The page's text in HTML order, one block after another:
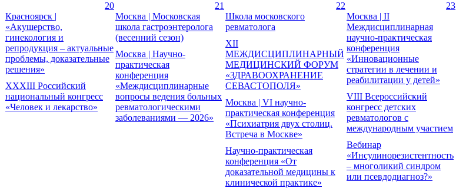
20
Красноярск |
«Акушерство,
гинекология и
репродукция – актуальные
проблемы, доказательные
решения»
XXXIII Российский
национальный конгресс
«Человек и лекарство»
21
Москва | Московская
школа гастроэнтеролога
(весенний сезон)
Москва | Научно-
практическая
конференция
«Междисциплинарные
вопросы ведения больных
ревматологическими
заболеваниями — 2026»
22
Школа московского
ревматолога
XII
МЕЖДИСЦИПЛИНАРНЫЙ
МЕДИЦИНСКИЙ ФОРУМ
«ЗДРАВООХРАНЕНИЕ
СЕВАСТОПОЛЯ»
Москва | VI научно-
практическая конференция
«Психиатрия двух столиц.
Встреча в Москве»
Научно-практическая
конференция «От
доказательной медицины к
клинической практике»
23
Москва | II
Междисциплинарная
научно-практическая
конференция
«Инновационные
стратегии в лечении и
реабилитации у детей»
VIII Всероссийский
конгресс детских
ревматологов с
международным участием
Вебинар
«Инсулинорезистентность
– многоликий синдром
или псевдодиагноз?»